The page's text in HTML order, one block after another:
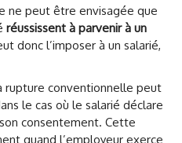
ne peut être envisagée que
réussissent à parvenir à un
donc l’imposer à un salarié,
rupture conventionnelle peut
le cas où le salarié déclare
consentement. Cette
quand l’employeur exerce